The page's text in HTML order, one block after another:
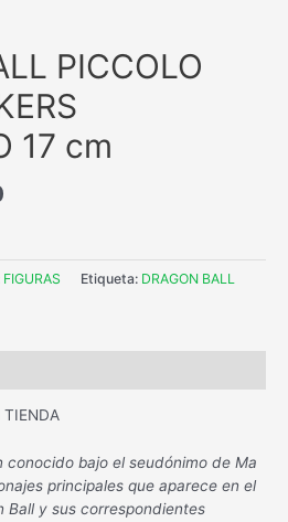
PICCOLO
17 cm
FIGURAS Etiqueta: DRAGON BALL
TIENDA
bajo el seudónimo de Ma
principales que aparece en el
Ball y sus correspondientes